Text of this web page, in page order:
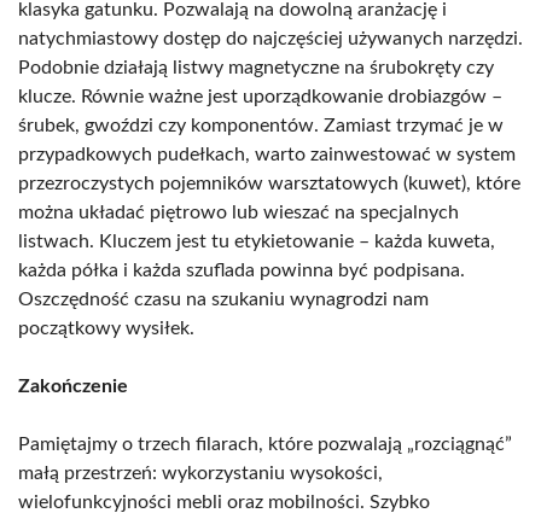
klasyka gatunku. Pozwalają na dowolną aranżację i
natychmiastowy dostęp do najczęściej używanych narzędzi.
Podobnie działają listwy magnetyczne na śrubokręty czy
klucze. Równie ważne jest uporządkowanie drobiazgów –
śrubek, gwoździ czy komponentów. Zamiast trzymać je w
przypadkowych pudełkach, warto zainwestować w system
przezroczystych pojemników warsztatowych (kuwet), które
można układać piętrowo lub wieszać na specjalnych
listwach. Kluczem jest tu etykietowanie – każda kuweta,
każda półka i każda szuflada powinna być podpisana.
Oszczędność czasu na szukaniu wynagrodzi nam
początkowy wysiłek.
Zakończenie
Pamiętajmy o trzech filarach, które pozwalają „rozciągnąć”
małą przestrzeń: wykorzystaniu wysokości,
wielofunkcyjności mebli oraz mobilności. Szybko